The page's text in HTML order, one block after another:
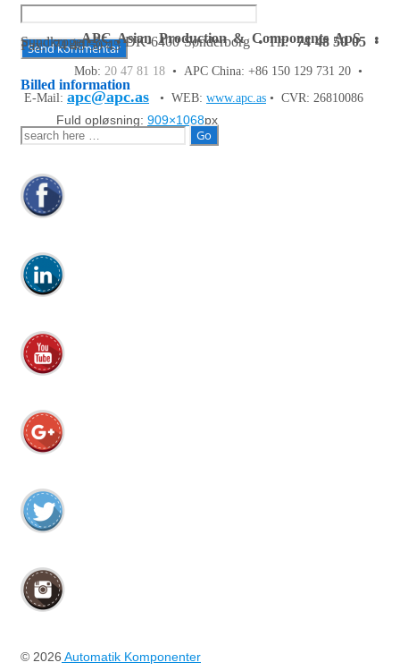
Billed information
Fuld opløsning: 909×1068px
APC Asian Production & Components ApS•
Sundkrogen 35 • DK-6400 Sønderborg • Tlf:74 48 50 05•
Fax: 74 48 50 45
Mob: 20 47 81 18 • APC China: +86 150 129 731 20 •
E-Mail: apc@apc.as • WEB: www.apc.as • CVR: 26810086
Søg
© 2026 Automatik Komponenter